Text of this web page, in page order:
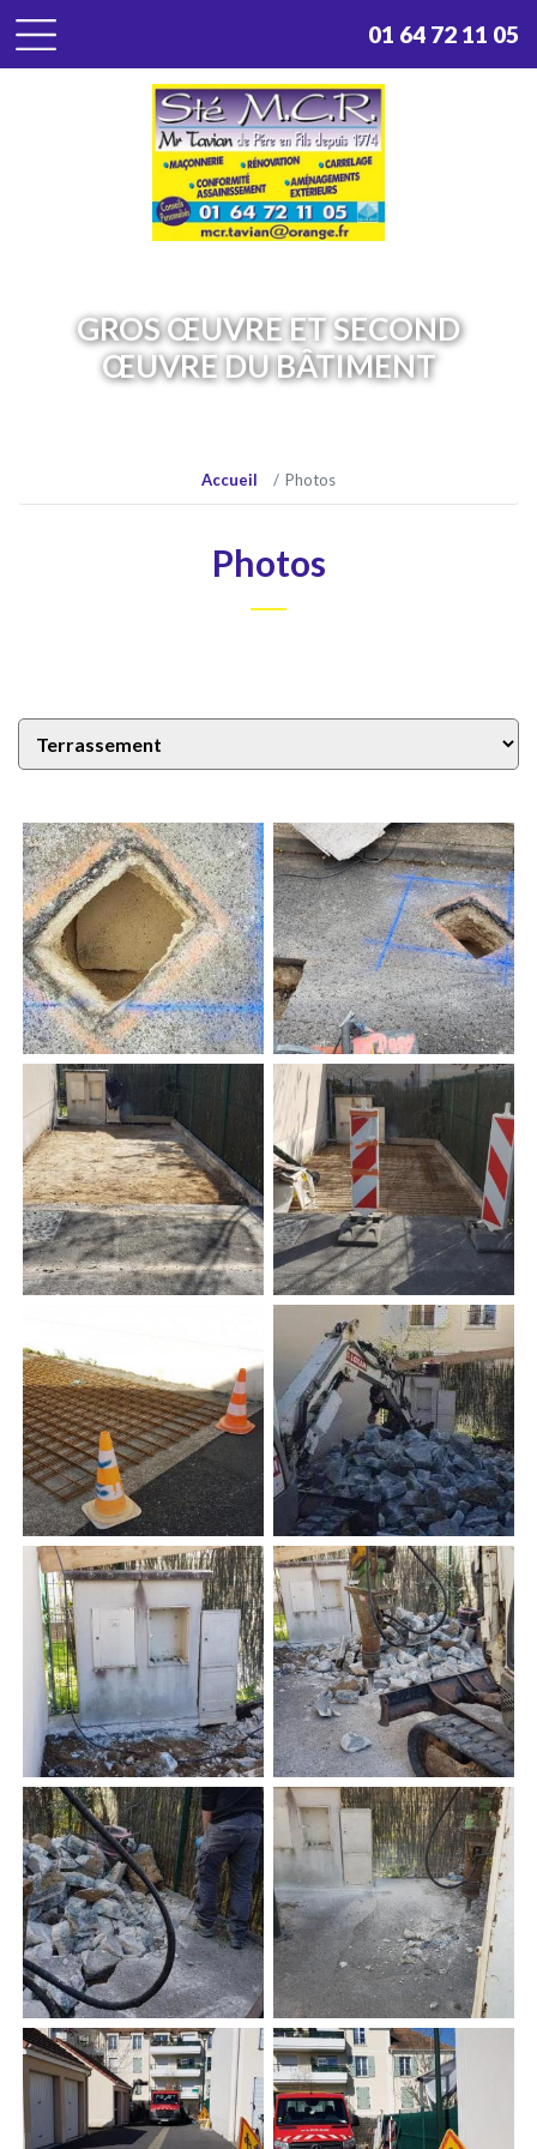
Panneau de gestion des cookies
01 64 72 11 05
GROS ŒUVRE ET SECOND
ŒUVRE DU BÂTIMENT
Accueil Photos
Photos